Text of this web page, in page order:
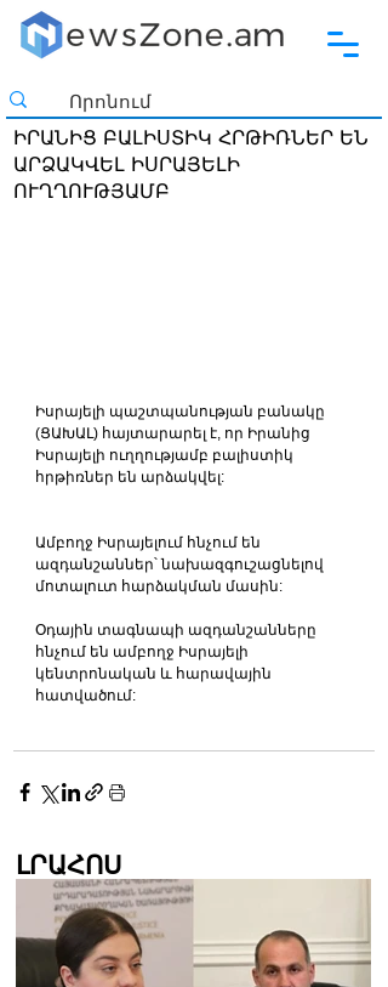
ԻՐԱՆԻՑ ԲԱԼԻՍՏԻԿ ՀՐԹԻՌՆԵՐ ԵՆ
ԱՐՁԱԿՎԵԼ ԻՍՐԱՅԵԼԻ
ՈՒՂՂՈՒԹՅԱՄԲ
Իսրայելի պաշտպանության բանակը
(ՑԱԽԱԼ) հայտարարել է, որ Իրանից
Իսրայելի ուղղությամբ բալիստիկ
հրթիռներ են արձակվել:
Ամբողջ Իսրայելում հնչում են
ազդանշաններ՝ նախազգուշացնելով
մոտալուտ հարձակման մասին:
Օդային տագնապի ազդանշանները
հնչում են ամբողջ Իսրայելի
կենտրոնական և հարավային
հատվածում:
ԼՐԱՀՈՍ